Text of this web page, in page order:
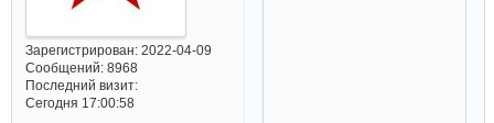
Зарегистрирован: 2022-04-09
Сообщений:8968
Последний визит:
Сегодня 17:00:58